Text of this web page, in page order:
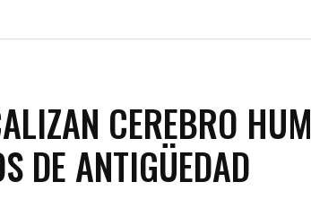
CEREBRO
DE ANTIGÜEDAD